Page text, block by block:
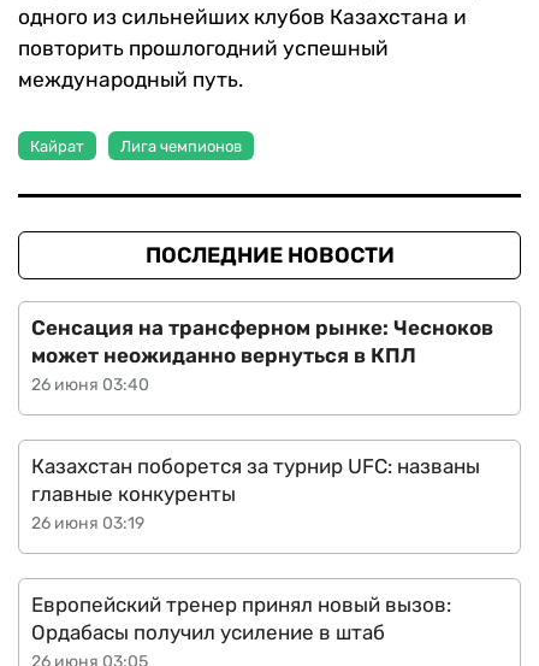
одного из сильнейших клубов Казахстана и
повторить прошлогодний успешный
международный путь.
Кайрат Лига чемпионов
ПОСЛЕДНИЕ НОВОСТИ
26 июня 03:40
Сенсация на трансферном рынке: Чесноков
может неожиданно вернуться в КПЛ
26 июня 03:19
Казахстан поборется за турнир UFC: названы
главные конкуренты
Европейский тренер принял новый вызов:
Ордабасы получил усиление в штаб